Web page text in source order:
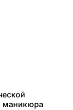
маникюра